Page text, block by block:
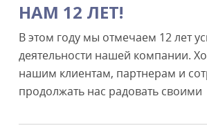
НАМ 12 ЛЕТ!
В этом году мы отмечаем 12 лет
деятельности нашей компании.
нашим клиентам, партнерам и
продолжать нас радовать своими